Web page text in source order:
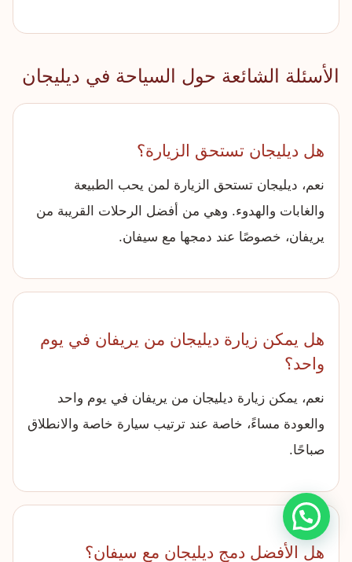
الأسئلة الشائعة حول السياحة في ديليجان
هل ديليجان تستحق الزيارة؟
نعم، ديليجان تستحق الزيارة لمن يحب الطبيعة
والغابات والهدوء. وهي من أفضل الرحلات القريبة من
يريفان، خصوصًا عند دمجها مع سيفان.
هل يمكن زيارة ديليجان من يريفان في يوم
واحد؟
نعم، يمكن زيارة ديليجان من يريفان في يوم واحد
والعودة مساءً، خاصة عند ترتيب سيارة خاصة والانطلاق
صباحًا.
هل الأفضل دمج ديليجان مع سيفان؟